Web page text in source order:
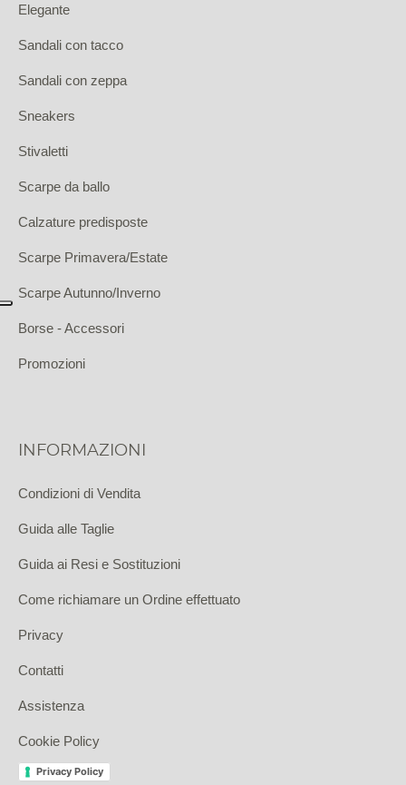
Elegante
Sandali con tacco
Sandali con zeppa
Sneakers
Stivaletti
Scarpe da ballo
Calzature predisposte
Scarpe Primavera/Estate
Scarpe Autunno/Inverno
Borse - Accessori
Promozioni
INFORMAZIONI
Condizioni di Vendita
Guida alle Taglie
Guida ai Resi e Sostituzioni
Come richiamare un Ordine effettuato
Privacy
Contatti
Assistenza
Cookie Policy
Privacy Policy